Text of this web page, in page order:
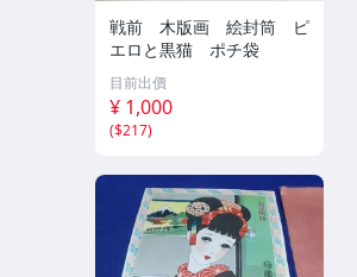
戦前 木版画 絵封筒 ピ
エロと黒猫 ポチ袋
目前出價
¥ 1,000
($217)